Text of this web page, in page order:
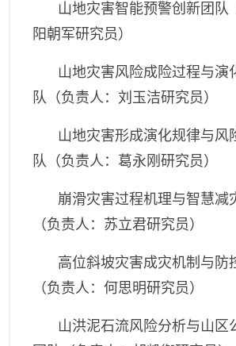
山地灾害智能预警创新团队
阳朝军研究员）
山地灾害风险成险过程与演
队（负责人：刘玉洁研究员）
山地灾害形成演化规律与风
队（负责人：葛永刚研究员）
崩滑灾害过程机理与智慧减
（负责人：苏立君研究员）
高位斜坡灾害成灾机制与防
（负责人：何思明研究员）
山洪泥石流风险分析与山区